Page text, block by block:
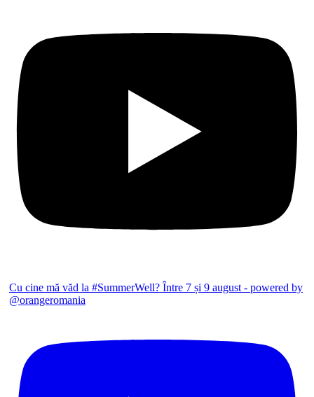
Cu cine mă văd la #SummerWell? Între 7 și 9 august - powered by
@orangeromania